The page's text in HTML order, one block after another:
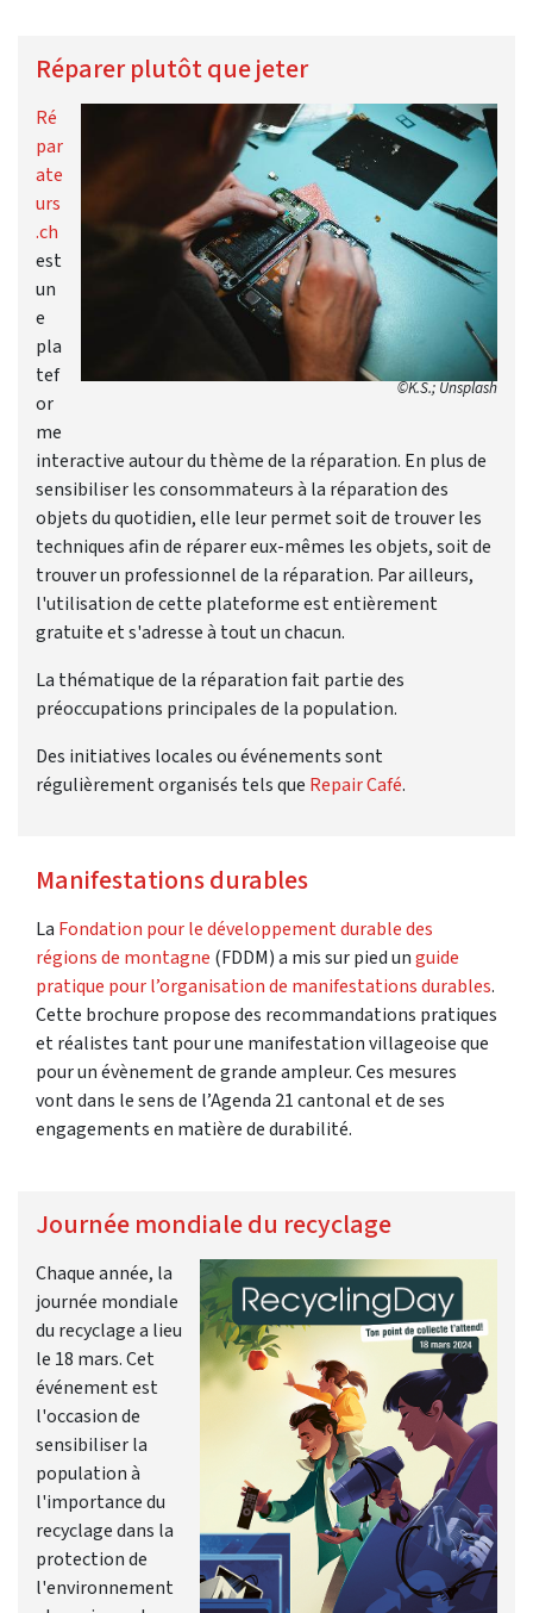
Réparer plutôt que jeter
©K.S.; Unsplash
Ré
par
ate
urs
.ch
est
un
e
pla
tef
or
me
interactive autour du thème de la réparation. En plus de
sensibiliser les consommateurs à la réparation des
objets du quotidien, elle leur permet soit de trouver les
techniques afin de réparer eux-mêmes les objets, soit de
trouver un professionnel de la réparation. Par ailleurs,
l'utilisation de cette plateforme est entièrement
gratuite et s'adresse à tout un chacun.
La thématique de la réparation fait partie des
préoccupations principales de la population.
Des initiatives locales ou événements sont
régulièrement organisés tels que Repair Café.
Manifestations durables
La Fondation pour le développement durable des
régions de montagne (FDDM) a mis sur pied unguide
pratique pour l’organisation de manifestations durables.
Cette brochure propose des recommandations pratiques
et réalistes tant pour une manifestation villageoise que
pour un évènement de grande ampleur. Ces mesures
vont dans le sens de l’Agenda 21 cantonal et de ses
engagements en matière de durabilité.
Journée mondiale du recyclage
Chaque année, la
journée mondiale
du recyclage a lieu
le 18 mars. Cet
événement est
l'occasion de
sensibiliser la
population à
l'importance du
recyclage dans la
protection de
l'environnement